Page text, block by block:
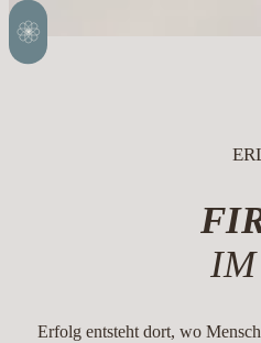
IM
Erfolg entsteht dort, wo